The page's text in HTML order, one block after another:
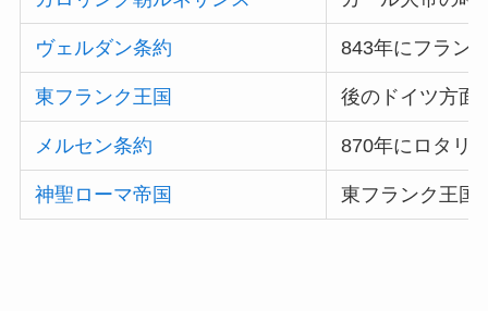
ヴェルダン条約 843年にフラン
東フランク王国 後のドイツ方面
メルセン条約 870年にロタリ
神聖ローマ帝国 東フランク王国